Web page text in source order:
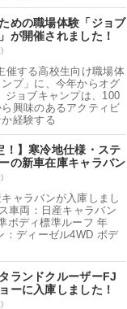
めの職場体験「ジョブ
が開催されました！
催する高校生向け職場体
プ」に、今年からオグ
ジョブキャンプは、100
興味のあるアクティビ
経験する
！】寒冷地仕様・ステ
の新車在庫キャラバン
ャラバンが入庫しまし
車両：日産キャラバン
ボディ標準ルーフ 年
：ディーゼル4WD ボデ
ランドクルーザーFJ
ーに入庫しました！